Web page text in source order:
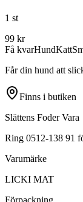
1 st
99 kr
Få kvarHundKatt
Får din hund att
Finns i butiken
Slättens Foder Vara
Ring 0512-138 91
Varumärke
LICKI MAT
Förpackning